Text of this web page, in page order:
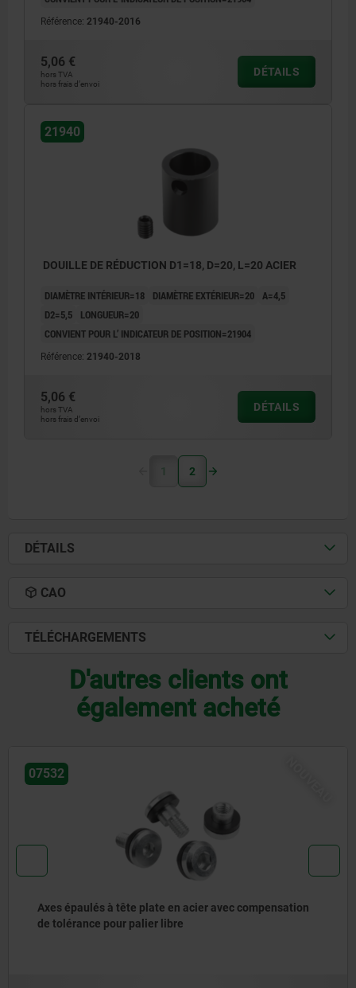
Référence: 21940-2016
5,06 €
hors TVA
hors frais d’envoi
DÉTAILS
21940
DOUILLE DE RÉDUCTION D1=18, D=20, L=20 ACIER
DIAMÈTRE INTÉRIEUR=18 DIAMÈTRE EXTÉRIEUR=20 A=4,5
D2=5,5
LONGUEUR=20
CONVIENT POUR L’ INDICATEUR DE POSITION=21904
Référence: 21940-2018
5,06 €
hors TVA
hors frais d’envoi
DÉTAILS
1 2
DÉTAILS
CAO
TÉLÉCHARGEMENTS
D'autres clients ont
également acheté
07175-02
Vis à tête sphérique Hygienic DESIGN